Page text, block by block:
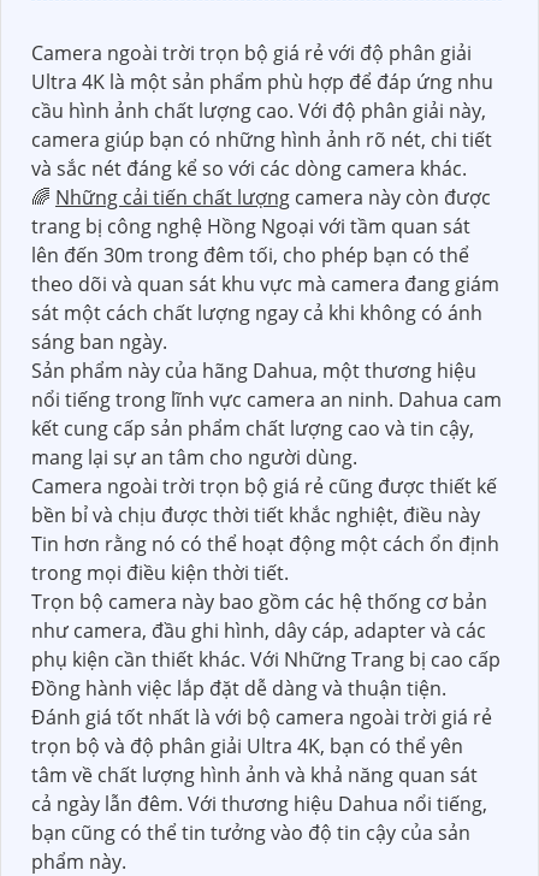
Camera ngoài trời trọn bộ giá rẻ với độ phân giải
Ultra 4K là một sản phẩm phù hợp để đáp ứng nhu
cầu hình ảnh chất lượng cao. Với độ phân giải này,
camera giúp bạn có những hình ảnh rõ nét, chi tiết
và sắc nét đáng kể so với các dòng camera khác.
🌈 Những cải tiến chất lượng camera này còn được
trang bị công nghệ Hồng Ngoại với tầm quan sát
lên đến 30m trong đêm tối, cho phép bạn có thể
theo dõi và quan sát khu vực mà camera đang giám
sát một cách chất lượng ngay cả khi không có ánh
sáng ban ngày.
Sản phẩm này của hãng Dahua, một thương hiệu
nổi tiếng trong lĩnh vực camera an ninh. Dahua cam
kết cung cấp sản phẩm chất lượng cao và tin cậy,
mang lại sự an tâm cho người dùng.
Camera ngoài trời trọn bộ giá rẻ cũng được thiết kế
bền bỉ và chịu được thời tiết khắc nghiệt, điều này
Tin hơn rằng nó có thể hoạt động một cách ổn định
trong mọi điều kiện thời tiết.
Trọn bộ camera này bao gồm các hệ thống cơ bản
như camera, đầu ghi hình, dây cáp, adapter và các
phụ kiện cần thiết khác. Với Những Trang bị cao cấp
Đồng hành việc lắp đặt dễ dàng và thuận tiện.
Đánh giá tốt nhất là với bộ camera ngoài trời giá rẻ
trọn bộ và độ phân giải Ultra 4K, bạn có thể yên
tâm về chất lượng hình ảnh và khả năng quan sát
cả ngày lẫn đêm. Với thương hiệu Dahua nổi tiếng,
bạn cũng có thể tin tưởng vào độ tin cậy của sản
phẩm này.